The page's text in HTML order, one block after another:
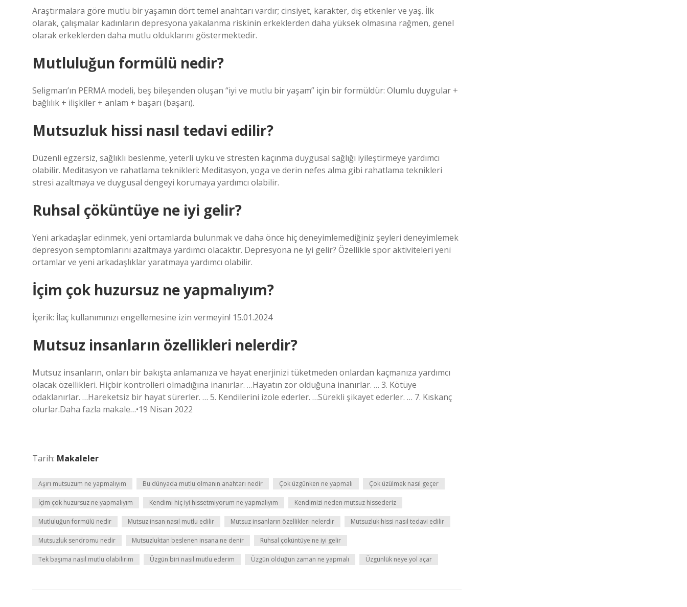
Araştırmalara göre mutlu bir yaşamın dört temel anahtarı vardır; cinsiyet, karakter, dış etkenler ve yaş. İlk
olarak, çalışmalar kadınların depresyona yakalanma riskinin erkeklerden daha yüksek olmasına rağmen, genel
olarak erkeklerden daha mutlu olduklarını göstermektedir.
Mutluluğun formülü nedir?
Seligman’ın PERMA modeli, beş bileşenden oluşan “iyi ve mutlu bir yaşam” için bir formüldür: Olumlu duygular +
bağlılık + ilişkiler + anlam + başarı (başarı).
Mutsuzluk hissi nasıl tedavi edilir?
Düzenli egzersiz, sağlıklı beslenme, yeterli uyku ve stresten kaçınma duygusal sağlığı iyileştirmeye yardımcı
olabilir. Meditasyon ve rahatlama teknikleri: Meditasyon, yoga ve derin nefes alma gibi rahatlama teknikleri
stresi azaltmaya ve duygusal dengeyi korumaya yardımcı olabilir.
Ruhsal çöküntüye ne iyi gelir?
Yeni arkadaşlar edinmek, yeni ortamlarda bulunmak ve daha önce hiç deneyimlemediğiniz şeyleri deneyimlemek
depresyon semptomlarını azaltmaya yardımcı olacaktır. Depresyona ne iyi gelir? Özellikle spor aktiviteleri yeni
ortamlar ve yeni arkadaşlıklar yaratmaya yardımcı olabilir.
İçim çok huzursuz ne yapmalıyım?
İçerik: İlaç kullanımınızı engellemesine izin vermeyin! 15.01.2024
Mutsuz insanların özellikleri nelerdir?
Mutsuz insanların, onları bir bakışta anlamanıza ve hayat enerjinizi tüketmeden onlardan kaçmanıza yardımcı
olacak özellikleri. Hiçbir kontrolleri olmadığına inanırlar. …Hayatın zor olduğuna inanırlar. … 3. Kötüye
odaklanırlar. …Hareketsiz bir hayat sürerler. … 5. Kendilerini izole ederler. …Sürekli şikayet ederler. … 7. Kıskanç
olurlar.Daha fazla makale…•19 Nisan 2022
Tarih: Makaleler
Aşırı mutsuzum ne yapmalıyım Bu dünyada mutlu olmanın anahtarı nedir Çok üzgünken ne yapmalı Çok üzülmek nasıl geçer
İçim çok huzursuz ne yapmalıyım Kendimi hiç iyi hissetmiyorum ne yapmalıyım Kendimizi neden mutsuz hissederiz
Mutluluğun formülü nedir Mutsuz insan nasıl mutlu edilir Mutsuz insanların özellikleri nelerdir Mutsuzluk hissi nasıl tedavi edilir
Mutsuzluk sendromu nedir Mutsuzluktan beslenen insana ne denir Ruhsal çöküntüye ne iyi gelir
Tek başıma nasıl mutlu olabilirim Üzgün biri nasıl mutlu ederim Üzgün olduğun zaman ne yapmalı Üzgünlük neye yol açar